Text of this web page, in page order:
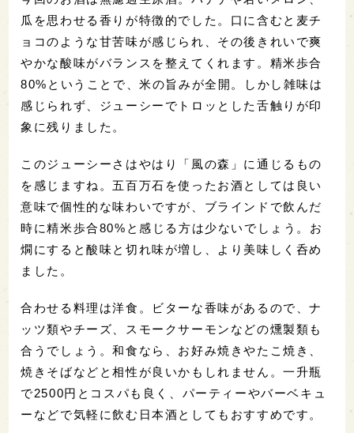
瓜を思わせる香りが特徴的でした。口に含むと麦チ
ョコのような甘苦味が感じられ、その後きれいで爽
やかな酸味がバランスを整えてくれます。精米歩合
80%ということで、米の旨みが全開。しかし雑味は
感じられず、ジューシーでトロッとした舌触りが印
象に残りました。
このジューシーさはやはり「風の森」に通じるもの
を感じますね。五百万石を使ったお酒としては良い
意味で個性的な味わいですが、ブラインドで飲んだ
時に精米歩合80%と感じる方は少ないでしょう。お
燗にすると酸味と切れ味が増し、より美味しく呑め
ました。
合わせる料理は洋食。ビターな香味があるので、ナ
ッツ類やチーズ、スモークサーモンなどの燻製類も
合うでしょう。和食なら、お好み焼きやたこ焼き、
焼きそばなどと相性が良いかもしれません。一升瓶
で2500円とコスパも良く、パーティーやバーベキュ
ーなどで気軽に飲む日本酒としてもおすすめです。